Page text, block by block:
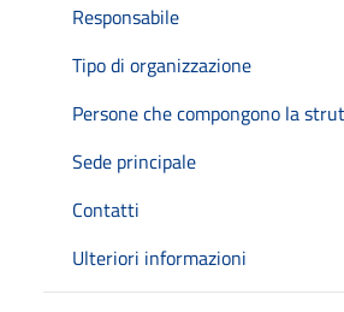
Responsabile
Tipo di organizzazione
Persone che compongono la
Sede principale
Contatti
Ulteriori informazioni